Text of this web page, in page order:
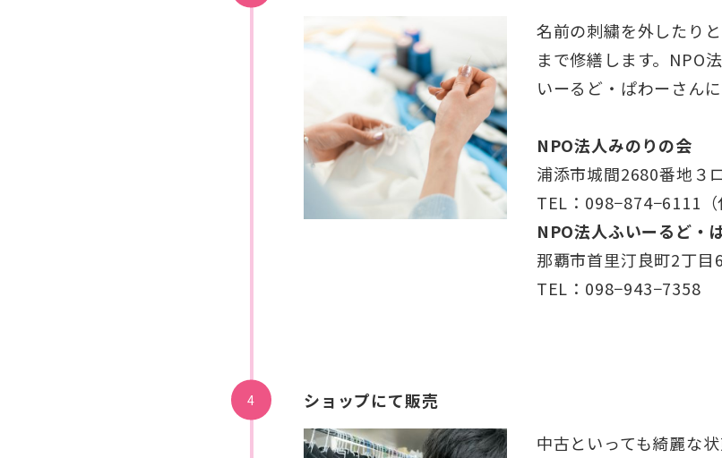
名前の刺繍を外したり
まで修繕します。NPO
いーるど・ぱわーさんに
NPO法人みのりの会
浦添市城間2680番地３
TEL：098−874−6111（
NPO法人ふいーるど・
那覇市首里汀良町2丁目
TEL：098−943−7358
ショップにて販売
中古といっても綺麗な